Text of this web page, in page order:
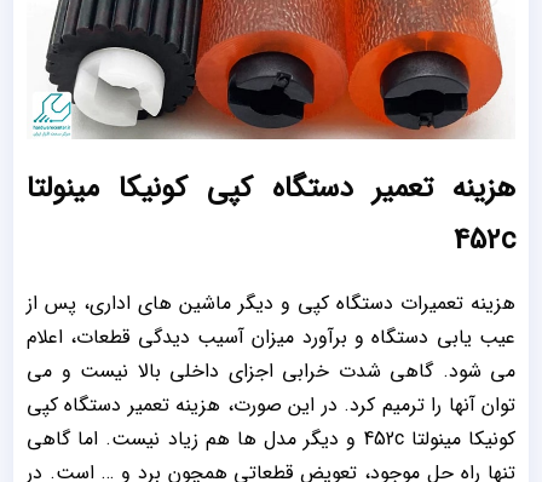
هزینه تعمیر دستگاه کپی کونیکا مینولتا
452c
هزینه تعمیرات دستگاه کپی و دیگر ماشین های اداری، پس از
عیب یابی دستگاه و برآورد میزان آسیب دیدگی قطعات، اعلام
می شود. گاهی شدت خرابی اجزای داخلی بالا نیست و می
توان آنها را ترمیم کرد. در این صورت، هزینه تعمیر دستگاه کپی
کونیکا مینولتا 452c و دیگر مدل ها هم زیاد نیست. اما گاهی
تنها راه حل موجود، تعویض قطعاتی همچون برد و … است. در